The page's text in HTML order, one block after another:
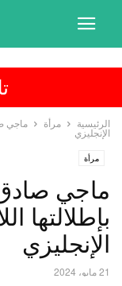
الرئيسية مرأة
ماجي
الإنجليزي
مرأة
ماجي
بإطلالتها
الإنجليزي
21 مايو، 2024